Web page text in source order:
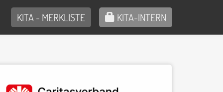
KITA-INTERN
KITA - MERKLISTE